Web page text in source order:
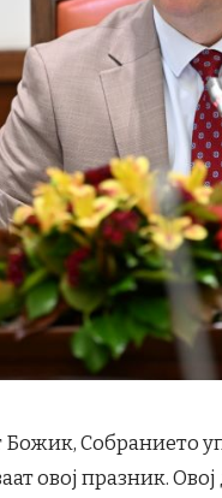
Собранието
овој празник.